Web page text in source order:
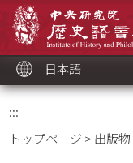
ッ
ク
日本語
:::
トップページ > 出版物